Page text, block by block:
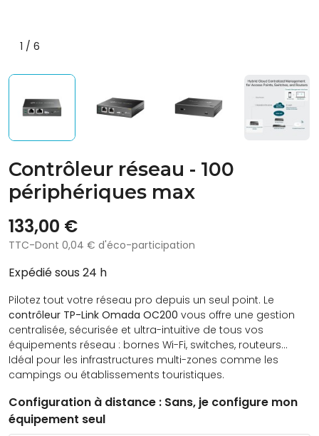
1 / 6
Contrôleur réseau - 100
périphériques max
133,00 €
TTC-Dont 0,04 € d'éco-participation
Expédié sous 24 h
Pilotez tout votre réseau pro depuis un seul point. Le
contrôleur TP-Link Omada OC200 vous offre une gestion
centralisée, sécurisée et ultra-intuitive de tous vos
équipements réseau : bornes Wi-Fi, switches, routeurs…
Idéal pour les infrastructures multi-zones comme les
campings ou établissements touristiques.
Configuration à distance : Sans, je configure mon
équipement seul